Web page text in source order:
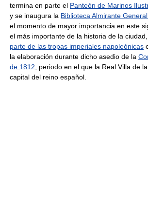
termina en parte el Panteón de Marinos
y se inaugura la Biblioteca Almirante
el momento de mayor importancia en este
el más importante de la historia de la
parte de las tropas imperiales napoleónicas
la elaboración durante dicho asedio de la
de 1812 , periodo en el que la Real Villa de
capital del reino español.